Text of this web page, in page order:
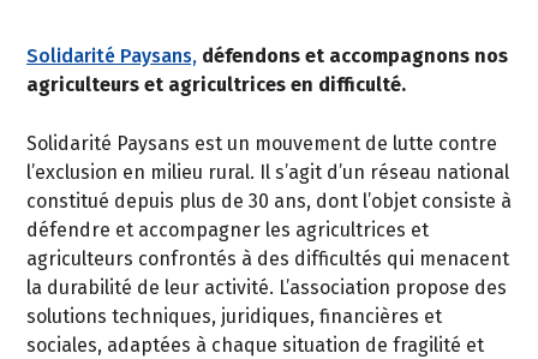
Solidarité Paysans, défendons et accompagnons nos
agriculteurs et agricultrices en difficulté.
Solidarité Paysans est un mouvement de lutte contre
l’exclusion en milieu rural. Il s’agit d’un réseau national
constitué depuis plus de 30 ans, dont l’objet consiste à
défendre et accompagner les agricultrices et
agriculteurs confrontés à des difficultés qui menacent
la durabilité de leur activité. L’association propose des
solutions techniques, juridiques, financières et
sociales, adaptées à chaque situation de fragilité et